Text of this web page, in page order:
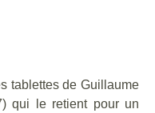
tablettes de Guillaume
qui le retient pour un